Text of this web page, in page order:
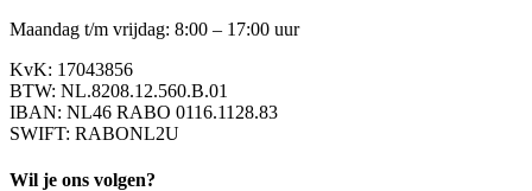
Maandag t/m vrijdag: 8:00 – 17:00 uur
KvK: 17043856
BTW: NL.8208.12.560.B.01
IBAN: NL46 RABO 0116.1128.83
SWIFT: RABONL2U
Wil je ons volgen?